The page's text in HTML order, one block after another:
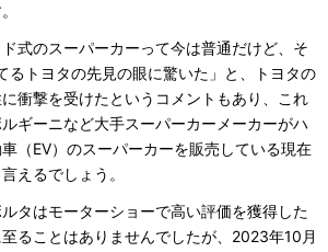
式のスーパーカーって今は普通だけど、そ
るトヨタの先見の眼に驚いた」と、トヨタの
衝撃を受けたというコメントもあり、これ
ギーニなど大手スーパーカーメーカーがハ
（EV）のスーパーカーを販売している現在
えるでしょう。
タはモーターショーで高い評価を獲得した
ることはありませんでしたが、2023年10月